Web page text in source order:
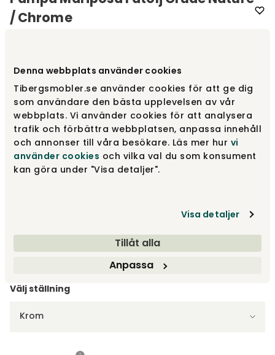
Denna webbplats använder cookies
Tibergsmobler.se använder cookies för att ge dig
som användare den bästa upplevelsen av vår
webbplats. Vi använder cookies för att analysera
trafik och förbättra webbplatsen, anpassa innehåll
och annonser till våra besökare. Läs mer hur vi
använder cookies och vilka val du som konsument
kan göra under "Visa detaljer".
Visa detaljer
Tillåt alla
Anpassa
/ Chrome
Välj färgCrude Nature
Crude Nature 11 400 kr
Montana
11 400 kr
Visa fler +3
Välj ställning
Krom